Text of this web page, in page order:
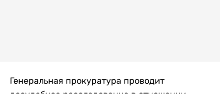
Генеральная прокуратура проводит